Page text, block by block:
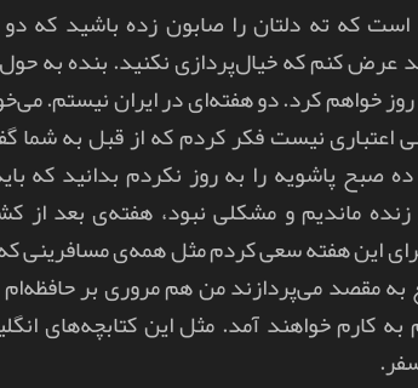
که ته دلتان را صابون زده باشید که
عرض کنم که خیال‌پردازی نکنید. بنده به حول
خواهم کرد. دو هفته‌ای در ایران نیستم.
اعتباری نیست فکر کردم که از قبل به شما
صبح پاشویه را به روز نکردم بدانید که
زنده ماندیم و مشکلی نبود، هفته‌ی بعد از
این هفته سعی کردم مثل همه‌ی مسافرینی
به مقصد می‌پردازند من هم مروری بر
به کارم خواهند آمد. مثل این کتابچه‌های